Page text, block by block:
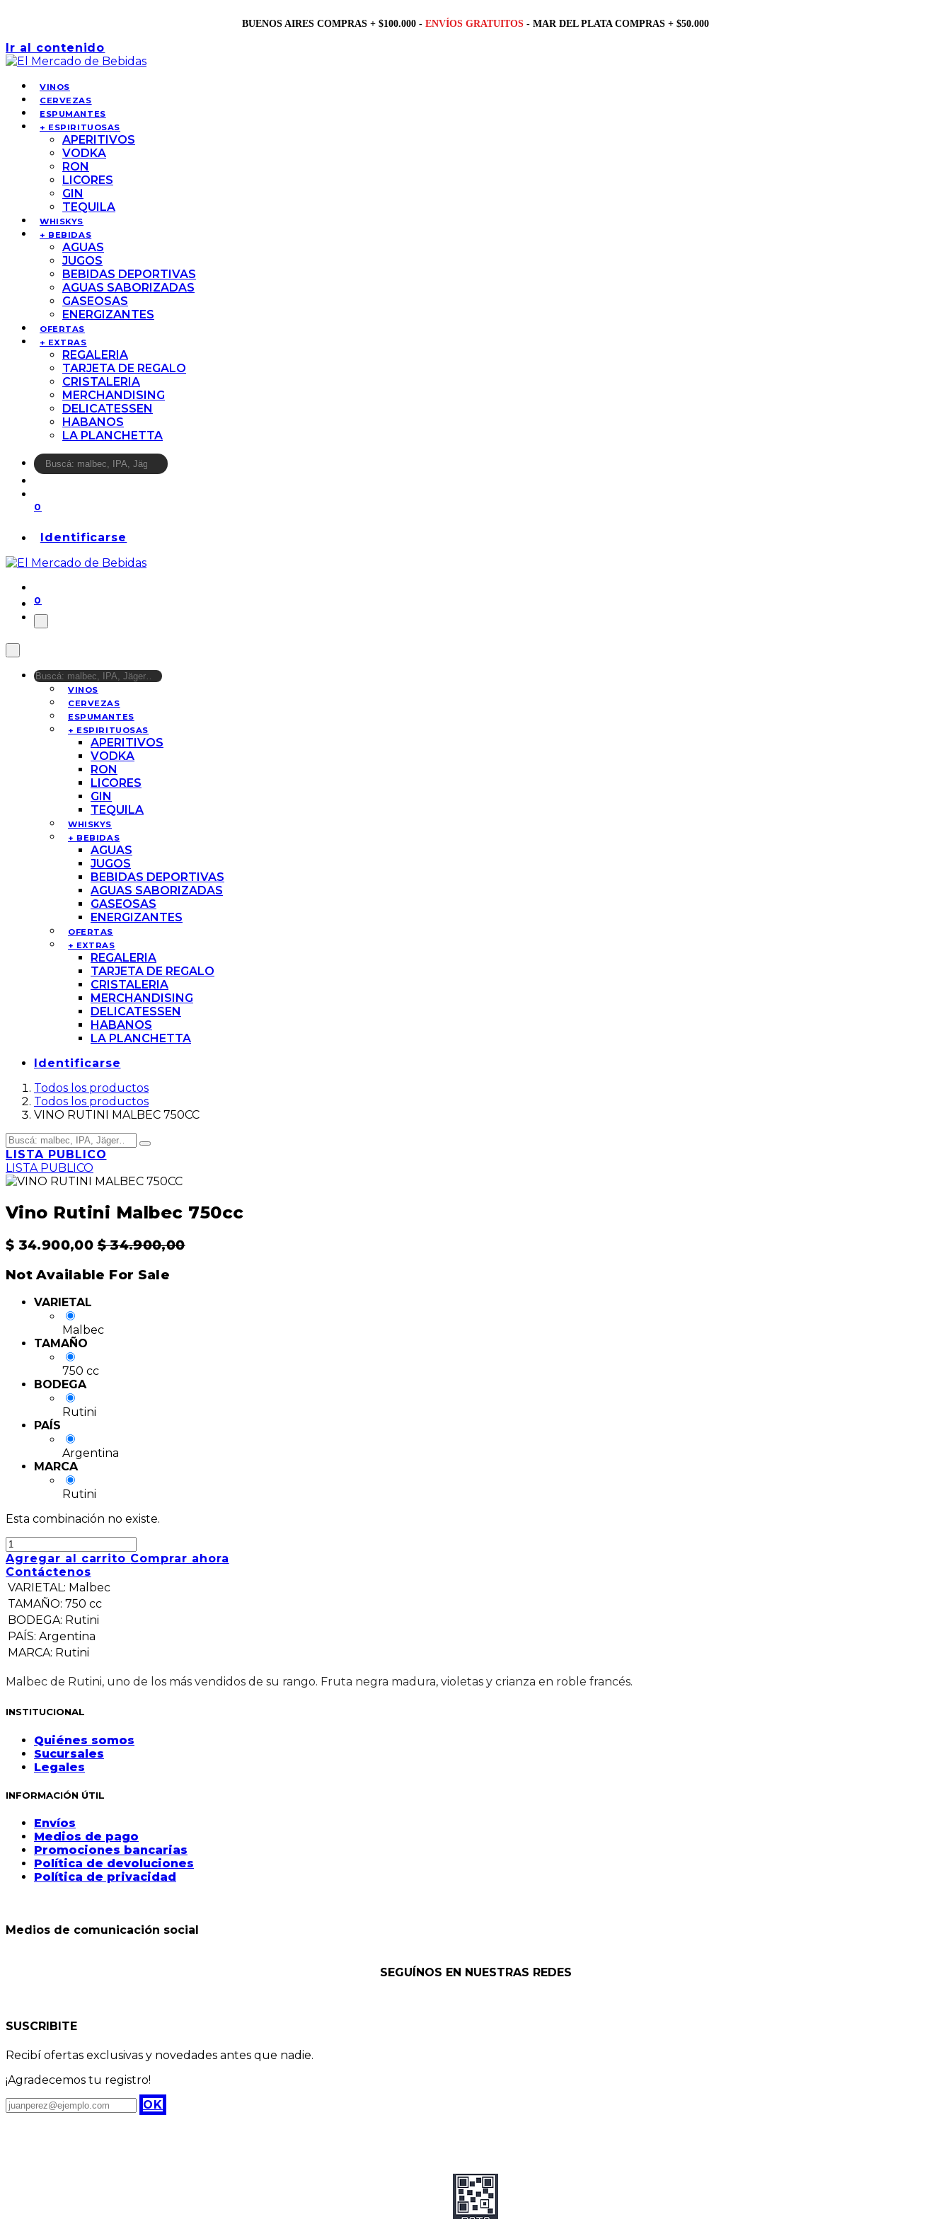
BUENOS AIRES COMPRAS + $100.000 - ENVÍOS GRATUITOS - MAR DEL PLATA COMPRAS + $50.000
Ir al contenido
VINOS
CERVEZAS
ESPUMANTES
+ ESPIRITUOSAS
APERITIVOS
VODKA
RON
LICORES
GIN
TEQUILA
WHISKYS
+ BEBIDAS
AGUAS
JUGOS
BEBIDAS DEPORTIVAS
AGUAS SABORIZADAS
GASEOSAS
ENERGIZANTES
OFERTAS
+ EXTRAS
REGALERIA
TARJETA DE REGALO
CRISTALERIA
MERCHANDISING
DELICATESSEN
HABANOS
LA PLANCHETTA
0
Identificarse
0
VINOS
CERVEZAS
ESPUMANTES
+ ESPIRITUOSAS
APERITIVOS
VODKA
RON
LICORES
GIN
TEQUILA
WHISKYS
+ BEBIDAS
AGUAS
JUGOS
BEBIDAS DEPORTIVAS
AGUAS SABORIZADAS
GASEOSAS
ENERGIZANTES
OFERTAS
+ EXTRAS
REGALERIA
TARJETA DE REGALO
CRISTALERIA
MERCHANDISING
DELICATESSEN
HABANOS
LA PLANCHETTA
Identificarse
Todos los productos
Todos los productos
VINO RUTINI MALBEC 750CC
LISTA PUBLICO
LISTA PUBLICO
Vino Rutini Malbec 750cc
$ 34.900,00 $34.900,00
Not Available For Sale
VARIETAL
Malbec
TAMAÑO
750 cc
BODEGA
Rutini
PAÍS
Argentina
MARCA
Rutini
Esta combinación no existe.
Agregar al carrito Comprar ahora
Contáctenos
VARIETAL: Malbec
TAMAÑO: 750 cc
BODEGA: Rutini
PAÍS: Argentina
MARCA: Rutini
Malbec de Rutini, uno de los más vendidos de su rango. Fruta negra madura, violetas y crianza en roble francés.
INSTITUCIONAL
Quiénes somos
Sucursales
Legales
INFORMACIÓN ÚTIL
Envíos
Medios de pago
Promociones bancarias
Política de devoluciones
Política de privacidad
Medios de comunicación social
SEGUÍNOS EN NUESTRAS REDES
SUSCRIBITE
Recibí ofertas exclusivas y novedades antes que nadie.
¡Agradecemos tu registro!
OK